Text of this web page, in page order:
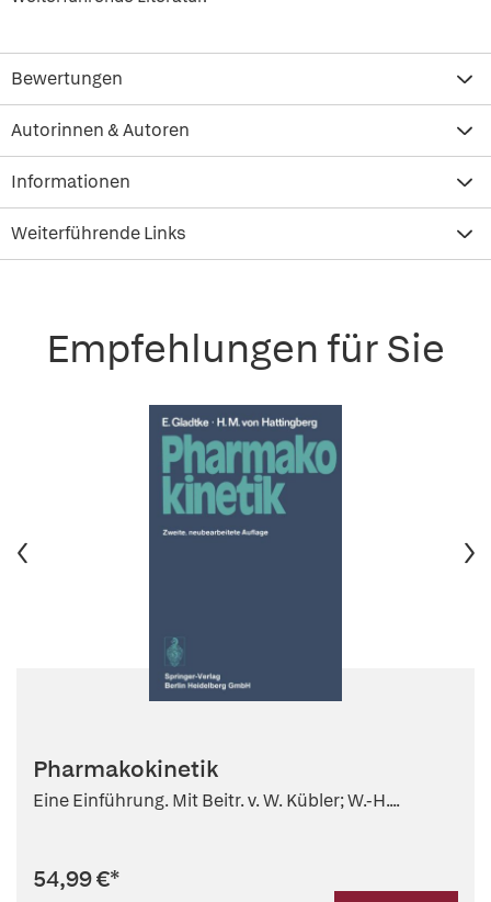
Bewertungen
Autorinnen & Autoren
Informationen
Weiterführende Links
Empfehlungen für Sie
Pharmakokinetik
Eine Einführung. Mit Beitr. v. W. Kübler; W.-H....
54,99 €*